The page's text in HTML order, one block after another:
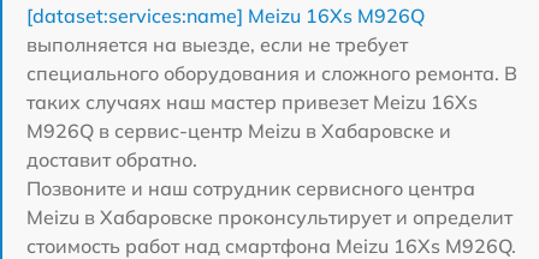
[dataset:services:name] Meizu 16Xs M926Q
выполняется на выезде, если не требует
специального оборудования и сложного ремонта. В
таких случаях наш мастер привезет Meizu 16Xs
M926Q в сервис-центр Meizu в Хабаровске и
доставит обратно.
Позвоните и наш сотрудник сервисного центра
Meizu в Хабаровске проконсультирует и определит
стоимость работ над смартфона Meizu 16Xs M926Q.